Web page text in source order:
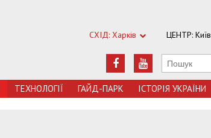
СХІД: Харків ЦЕНТР: Київ
ТЕХНОЛОГIЇ ГАЙД-ПАРК ІСТОРІЯ УКРАЇНИ